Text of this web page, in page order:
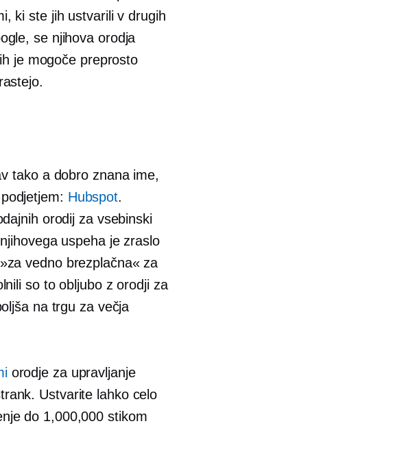
ki ste jih ustvarili v drugih
se njihova orodja
je mogoče preprosto
tako a dobro znanaime,
Hubspot.
orodij za vsebinski
uspeha je zraslo
vedno brezplačna« za
so to obljubo z orodji za
na trgu za večja
orodje za upravljanje
Ustvarite lahko celo
do 1,000,000 stikom